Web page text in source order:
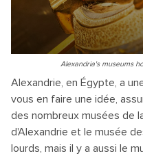
Alexandria's museums
Alexandrie, en Égypte, a
vous en faire une idée,
des nombreux musées de
d'Alexandrie et le musée
lourds, mais il y a aussi le